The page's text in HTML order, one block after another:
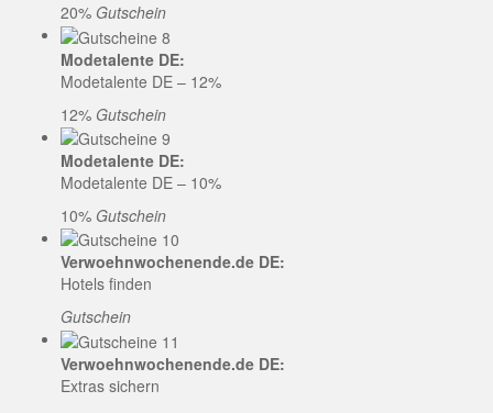
20% Gutschein
Modetalente DE:
Modetalente DE – 12%
12% Gutschein
Modetalente DE:
Modetalente DE – 10%
10% Gutschein
Verwoehnwochenende.de DE:
Hotels finden
Gutschein
Verwoehnwochenende.de DE:
Extras sichern